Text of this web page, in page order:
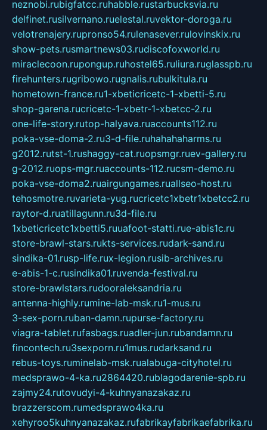
neznobi.rubigfatcc.ruhabble.rustarbucksvia.ru
delfinet.rusilvernano.ruelestal.ruvektor-doroga.ru
velotrenajery.rupronso54.rulenasever.rulovinskix.ru
show-pets.rusmartnews03.rudiscofoxworld.ru
miraclecoon.rupongup.ruhostel65.ruliura.ruglasspb.ru
firehunters.rugribowo.rugnalis.rubulkitula.ru
hometown-france.ru1-xbeticricetc-1-xbetti-5.ru
shop-garena.rucricetc-1-xbetr-1-xbetcc-2.ru
one-life-story.rutop-halyava.ruaccounts112.ru
poka-vse-doma-2.ru3-d-file.ruhahahaharms.ru
g2012.rutst-1.rushaggy-cat.ruopsmgr.ruev-gallery.ru
g-2012.ruops-mgr.ruaccounts-112.rucsm-demo.ru
poka-vse-doma2.ruairgungames.ruallseo-host.ru
tehosmotre.ruvarieta-yug.rucricetc1xbetr1xbetcc2.ru
raytor-d.ruatillagunn.ru3d-file.ru
1xbeticricetc1xbetti5.ruuafoot-statti.rue-abis1c.ru
store-brawl-stars.rukts-services.rudark-sand.ru
sindika-01.rusp-life.rux-legion.rusib-archives.ru
e-abis-1-c.rusindika01.ruvenda-festival.ru
store-brawlstars.rudooraleksandria.ru
antenna-highly.rumine-lab-msk.ru1-mus.ru
3-sex-porn.ruban-damn.rupurse-factory.ru
viagra-tablet.rufasbags.ruadler-jun.rubandamn.ru
fincontech.ru3sexporn.ru1mus.rudarksand.ru
rebus-toys.ruminelab-msk.rualabuga-cityhotel.ru
medsprawo-4-ka.ru2864420.rublagodarenie-spb.ru
zajmy24.rutovudyi-4-kuhnyanazakaz.ru
brazzerscom.rumedsprawo4ka.ru
xehyroo5kuhnyanazakaz.rufabrikayfabrikaefabrika.ru